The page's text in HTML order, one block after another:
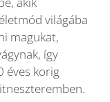
világába
magukat,
így
éves korig